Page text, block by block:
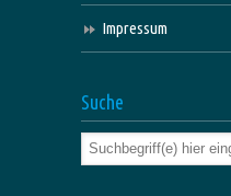
Impressum
Suche